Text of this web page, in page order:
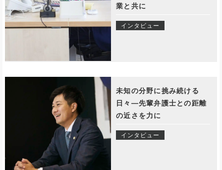
業と共に
インタビュー
未知の分野に挑み続ける
日々―先輩弁護士との距離
の近さを力に
インタビュー